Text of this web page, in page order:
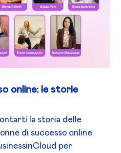
online: le storie
la storia delle
di successo online
per